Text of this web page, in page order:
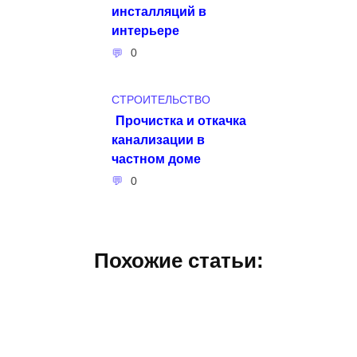
инсталляций в
интерьере
0
СТРОИТЕЛЬСТВО
Прочистка и откачка
канализации в
частном доме
0
Похожие статьи: